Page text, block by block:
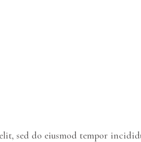
sed do eiusmod tempor